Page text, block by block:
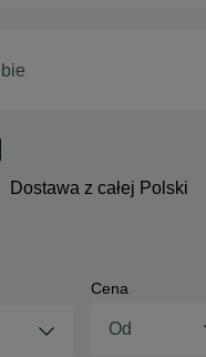
Dostawa z całej Polski
Cena